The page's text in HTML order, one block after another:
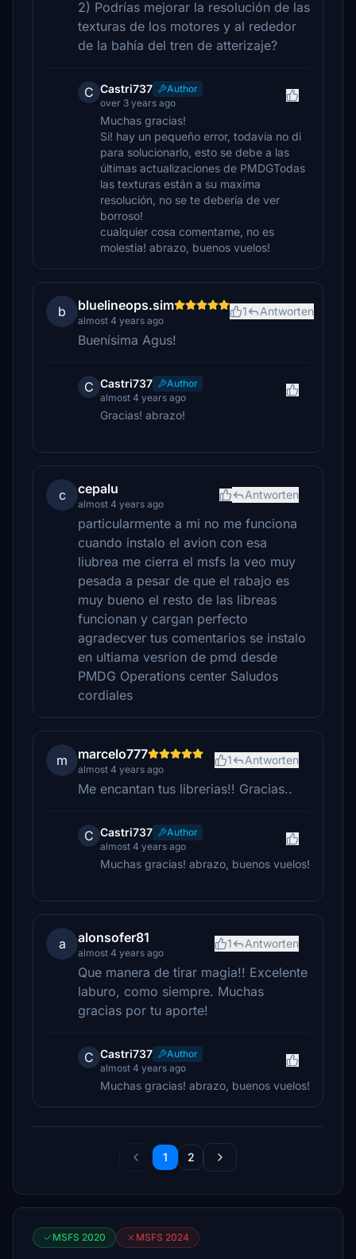
2) Podrías mejorar la resolución de las
texturas de los motores y al rededor
de la bahía del tren de atterizaje?
C Castri737
Author
over 3 years ago
Muchas gracias!
Si! hay un pequeño error, todavía no di
para solucionarlo, esto se debe a las
últimas actualizaciones de PMDGTodas
las texturas están a su maxima
resolución, no se te debería de ver
borroso!
cualquier cosa comentame, no es
molestia! abrazo, buenos vuelos!
b bluelineops.sim
almost 4 years ago
1 Antworten
Buenísima Agus!
C Castri737
Author
almost 4 years ago
Gracias! abrazo!
c cepalu
almost 4 years ago
Antworten
particularmente a mi no me funciona
cuando instalo el avion con esa
liubrea me cierra el msfs la veo muy
pesada a pesar de que el rabajo es
muy bueno el resto de las libreas
funcionan y cargan perfecto
agradecver tus comentarios se instalo
en ultiama vesrion de pmd desde
PMDG Operations center Saludos
cordiales
m marcelo777
almost 4 years ago
1 Antworten
Me encantan tus librerias!! Gracias..
C Castri737
Author
almost 4 years ago
Muchas gracias! abrazo, buenos vuelos!
a alonsofer81
almost 4 years ago
1 Antworten
Que manera de tirar magia!! Excelente
laburo, como siempre. Muchas
gracias por tu aporte!
C Castri737
Author
almost 4 years ago
Muchas gracias! abrazo, buenos vuelos!
1 2
MSFS 2020 MSFS 2024